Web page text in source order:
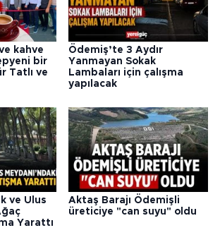
kahve
bir
Tatlı ve
Ödemiş’te 3 Aydır
Yanmayan Sokak
Lambaları için çalışma
yapılacak
ve Ulus
Yarattı
Aktaş Barajı Ödemişli
üreticiye "can suyu" oldu